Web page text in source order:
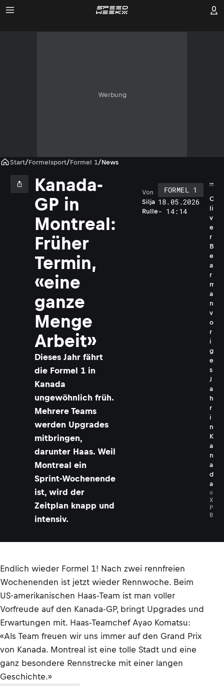
Werbung
Start/Formelsport/Formel 1/News
Kanada-
GP in
Montreal:
Früher
Termin,
«eine
ganze
Menge
Arbeit»
Dieses Jahr fährt
die Formel 1 in
Kanada
ungewöhnlich früh.
Mehrere Teams
werden Upgrades
mitbringen,
darunter Haas. Weil
Montreal ein
Sprint-Wochenende
ist, wird der
Zeitplan knapp und
intensiv.
Silja
Rulle
Von
FORMEL 1
18.05.2026
- 14:14
O
li
v
e
r
B
e
a
r
m
a
n
v
o
r
i
g
e
s
J
a
h
r
i
n
K
a
n
a
d
a
©
X
P
B
Endlich wieder Formel 1! Nach zwei rennfreien
Wochenenden ist jetzt wieder Rennwoche. Beim
US-amerikanischen Haas-Team ist man voller
Vorfreude auf den Kanada-GP, bringt Upgrades und
Erwartungen mit. Haas-Teamchef Ayao Komatsu:
«Als Team freuen wir uns immer auf den Grand Prix
von Kanada. Montreal ist eine tolle Stadt und eine
ganz besondere Rennstrecke mit einer langen
Geschichte.»